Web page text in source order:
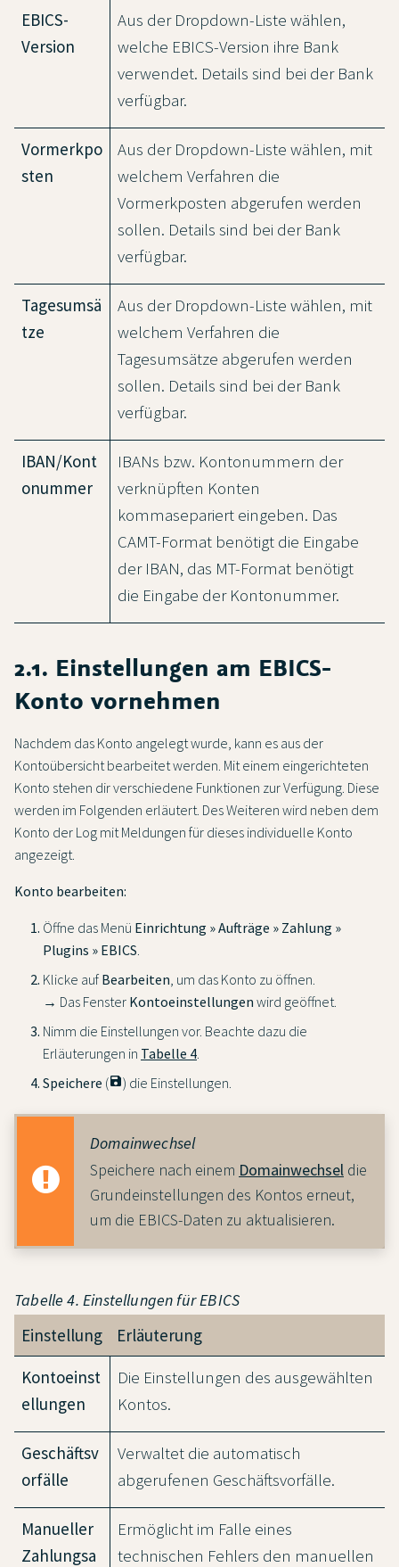
EBICS-
Version
Aus der Dropdown-Liste wählen,
welche EBICS-Version ihre Bank
verwendet. Details sind bei der Bank
verfügbar.
Vormerkpo
sten
Aus der Dropdown-Liste wählen, mit
welchem Verfahren die
Vormerkposten abgerufen werden
sollen. Details sind bei der Bank
verfügbar.
Tagesumsä
tze
Aus der Dropdown-Liste wählen, mit
welchem Verfahren die
Tagesumsätze abgerufen werden
sollen. Details sind bei der Bank
verfügbar.
IBAN/Kont
onummer
IBANs bzw. Kontonummern der
verknüpften Konten
kommasepariert eingeben. Das
CAMT-Format benötigt die Eingabe
der IBAN, das MT-Format benötigt
die Eingabe der Kontonummer.
2.1. Einstellungen am EBICS-
Konto vornehmen
Nachdem das Konto angelegt wurde, kann es aus der
Kontoübersicht bearbeitet werden. Mit einem eingerichteten
Konto stehen dir verschiedene Funktionen zur Verfügung. Diese
werden im Folgenden erläutert. Des Weiteren wird neben dem
Konto der Log mit Meldungen für dieses individuelle Konto
angezeigt.
Konto bearbeiten:
Öffne das Menü Einrichtung » Aufträge » Zahlung »
Plugins » EBICS.
Klicke auf Bearbeiten, um das Konto zu öffnen.
→ Das Fenster Kontoeinstellungen wird geöffnet.
Nimm die Einstellungen vor. Beachte dazu die
Erläuterungen in Tabelle 4.
Speichere (save) die Einstellungen.
Domainwechsel
Speichere nach einem Domainwechsel die
Grundeinstellungen des Kontos erneut,
um die EBICS-Daten zu aktualisieren.
Tabelle 4. Einstellungen für EBICS
Einstellung
Erläuterung
Kontoeinst
ellungen
Die Einstellungen des ausgewählten
Kontos.
Geschäftsv
orfälle
Verwaltet die automatisch
abgerufenen Geschäftsvorfälle.
Manueller
Zahlungsa
Ermöglicht im Falle eines
technischen Fehlers den manuellen